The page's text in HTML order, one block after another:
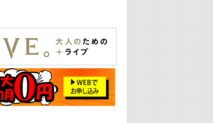
24:00
K-POP 第3世代特集
K-POP 第4世代特集
25:00
あのころヒッツ! 一挙5時間！
2021→2025年